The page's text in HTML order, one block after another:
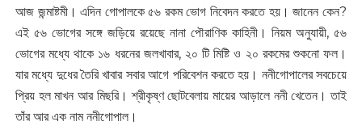
আজ জন্মাষ্টমী। এদিন গোপালকে ৫৬ রকম ভোগ নিবেদন করতে হয়। জানেন কেন?
এই ৫৬ ভোগের সঙ্গে জড়িয়ে রয়েছে নানা পৌরাণিক কাহিনী। নিয়ম অনুযায়ী, ৫৬
ভোগের মধ্যে থাকে ১৬ ধরনের জলখাবার, ২০ টি মিষ্টি ও ২০ রকমের শুকনো ফল।
যার মধ্যে দুধের তৈরি খাবার সবার আগে পরিবেশন করতে হয়। ননীগোপালের সবচেয়ে
প্রিয় হল মাখন আর মিছরি। শ্রীকৃষ্ণ ছোটবেলায় মায়ের আড়ালে ননী খেতেন। তাই
তাঁর আর এক নাম ননীগোপাল।